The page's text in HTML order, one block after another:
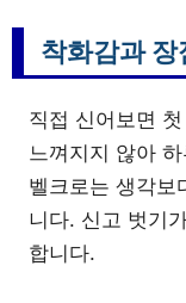
착화감과 장
직접 신어보면 첫
느껴지지 않아
벨크로는 생각보
니다. 신고 벗기
합니다.